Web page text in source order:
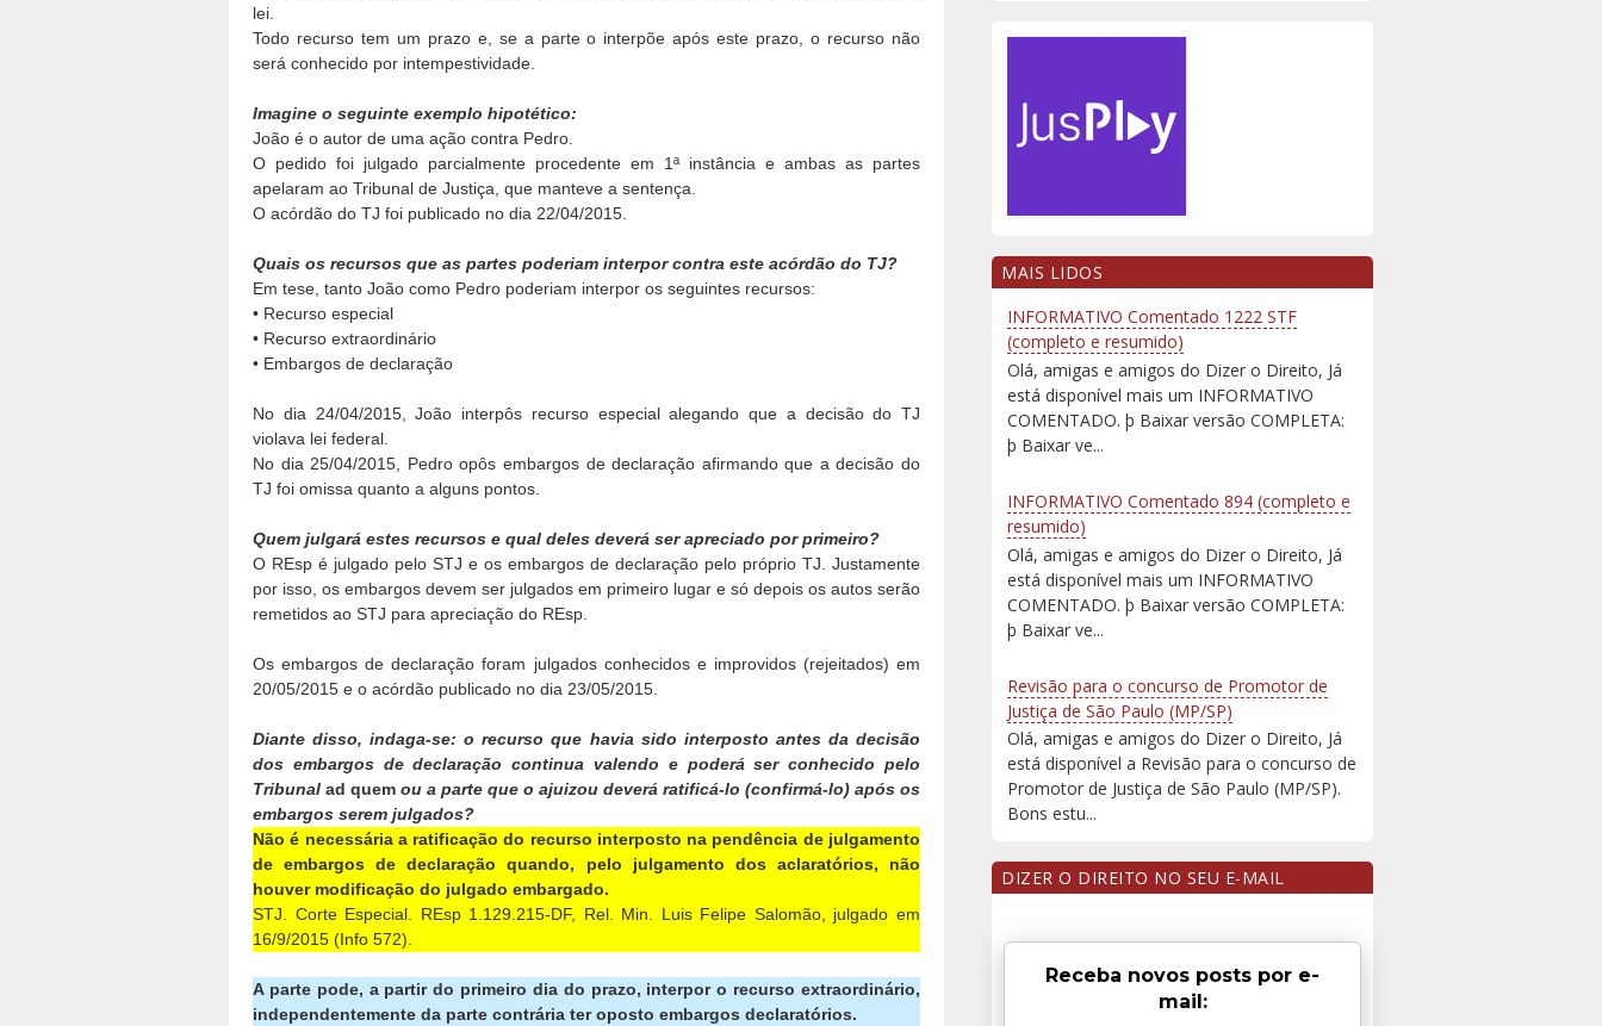
lei.
Todo recurso tem um prazo e, se a parte o interpõe após este prazo, o recurso não
será conhecido por intempestividade.
Imagine o seguinte exemplo hipotético:
João é o autor de uma ação contra Pedro.
O pedido foi julgado parcialmente procedente em 1ª instância e ambas as partes
apelaram ao Tribunal de Justiça, que manteve a sentença.
O acórdão do TJ foi publicado no dia 22/04/2015.
Quais os recursos que as partes poderiam interpor contra este acórdão do TJ?
Em tese, tanto João como Pedro poderiam interpor os seguintes recursos:
• Recurso especial
• Recurso extraordinário
• Embargos de declaração
No dia 24/04/2015, João interpôs recurso especial alegando que a decisão do TJ
violava lei federal.
No dia 25/04/2015, Pedro opôs embargos de declaração afirmando que a decisão do
TJ foi omissa quanto a alguns pontos.
Quem julgará estes recursos e qual deles deverá ser apreciado por primeiro?
O REsp é julgado pelo STJ e os embargos de declaração pelo próprio TJ. Justamente
por isso, os embargos devem ser julgados em primeiro lugar e só depois os autos serão
remetidos ao STJ para apreciação do REsp.
Os embargos de declaração foram julgados conhecidos e improvidos (rejeitados) em
20/05/2015 e o acórdão publicado no dia 23/05/2015.
Diante disso, indaga-se: o recurso que havia sido interposto antes da decisão
dos embargos de declaração continua valendo e poderá ser conhecido pelo
Tribunal ad quem ou a parte que o ajuizou deverá ratificá-lo (confirmá-lo) após os
embargos serem julgados?
Não é necessária a ratificação do recurso interposto na pendência de julgamento
de embargos de declaração quando, pelo julgamento dos aclaratórios, não
houver modificação do julgado embargado.
STJ. Corte Especial. REsp 1.129.215-DF, Rel. Min. Luis Felipe Salomão, julgado em
16/9/2015 (Info 572).
A parte pode, a partir do primeiro dia do prazo, interpor o recurso extraordinário,
independentemente da parte contrária ter oposto embargos declaratórios.
MAIS LIDOS
INFORMATIVO Comentado 1222 STF
(completo e resumido)
Olá, amigas e amigos do Dizer o Direito, Já
está disponível mais um INFORMATIVO
COMENTADO. þ Baixar versão COMPLETA:
þ Baixar ve...
INFORMATIVO Comentado 894 (completo e
resumido)
Olá, amigas e amigos do Dizer o Direito, Já
está disponível mais um INFORMATIVO
COMENTADO. þ Baixar versão COMPLETA:
þ Baixar ve...
Revisão para o concurso de Promotor de
Justiça de São Paulo (MP/SP)
Olá, amigas e amigos do Dizer o Direito, Já
está disponível a Revisão para o concurso de
Promotor de Justiça de São Paulo (MP/SP).
Bons estu...
DIZER O DIREITO NO SEU E-MAIL
Receba novos posts por e-
mail: